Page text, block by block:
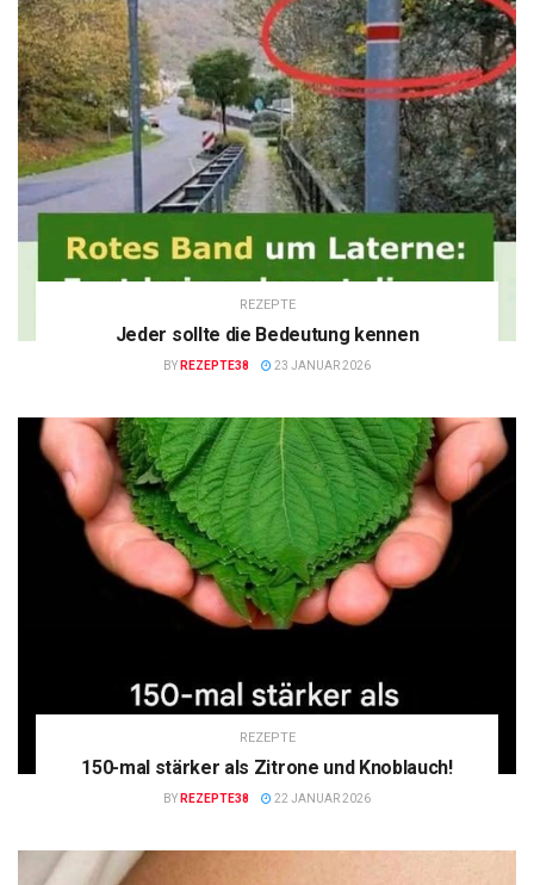
REZEPTE
Jeder sollte die Bedeutung kennen
BY REZEPTE38 23 JANUAR 2026
REZEPTE
150-mal stärker als Zitrone und Knoblauch!
BY REZEPTE38 22 JANUAR 2026